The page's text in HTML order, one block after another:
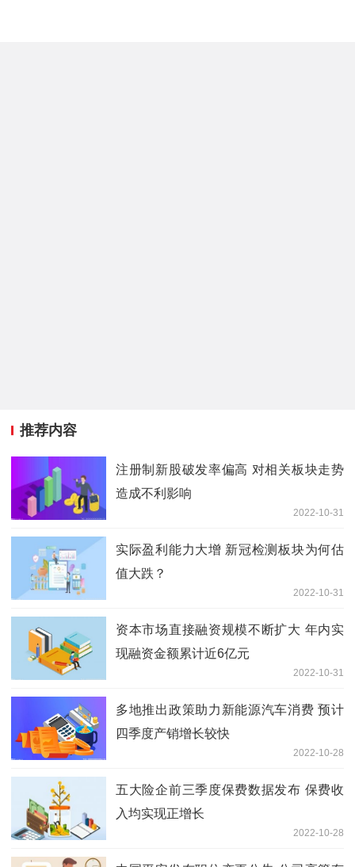
推荐内容
注册制新股破发率偏高 对相关板块走势
造成不利影响
2022-10-31
实际盈利能力大增 新冠检测板块为何估
值大跌？
2022-10-31
资本市场直接融资规模不断扩大 年内实
现融资金额累计近6亿元
2022-10-31
多地推出政策助力新能源汽车消费 预计
四季度产销增长较快
2022-10-28
五大险企前三季度保费数据发布 保费收
入均实现正增长
2022-10-28